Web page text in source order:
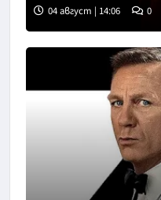
04 август | 14:06 0